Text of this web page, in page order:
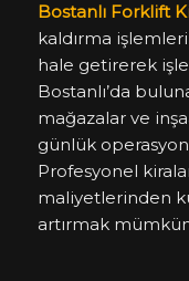
Bostanlı Forklift
kaldırma
hale getirerek
Bostanlı’da
mağazalar ve
günlük
Profesyonel
maliyetlerinden
artırmak